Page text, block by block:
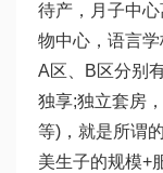
待产，月子中
物中心，语言学
A区、B区分别
独享;独立套房
等)，就是所谓
美生子的规模+